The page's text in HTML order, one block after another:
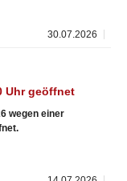
30.07.2026
Uhr geöffnet
wegen einer